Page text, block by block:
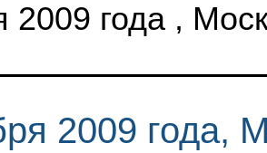
2009 года ,
2009 года,